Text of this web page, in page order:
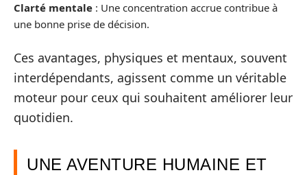
Clarté mentale : Une concentration accrue contribue à
une bonne prise de décision.
Ces avantages, physiques et mentaux, souvent
interdépendants, agissent comme un véritable
moteur pour ceux qui souhaitent améliorer leur
quotidien.
UNE AVENTURE HUMAINE ET